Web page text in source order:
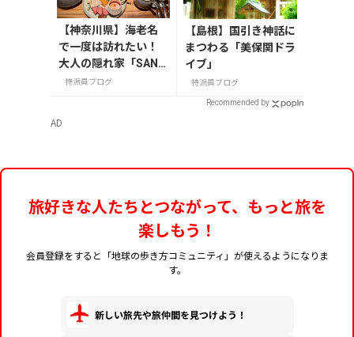
【神奈川県】海老名
で一度は訪れたい！
大人の隠れ家「SAND
GLASS 熾火」で味わ
特派員ブログ
【島根】国引き神話に
まつわる「美保関ドラ
イブ」
特派員ブログ
Recommended by
AD
旅好きな人たちとつながって、もっと旅を
楽しもう！
会員登録をすると「地球の歩き方コミュニティ」が使えるようになりま
す。
新しい旅先や旅仲間を見つけよう！